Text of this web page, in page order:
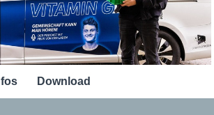
Download